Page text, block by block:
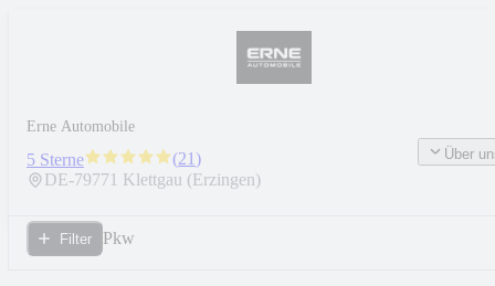
Erne Automobile
5 Sterne (21)
DE-79771 Klettgau (Erzingen)
Über
Filter Pkw